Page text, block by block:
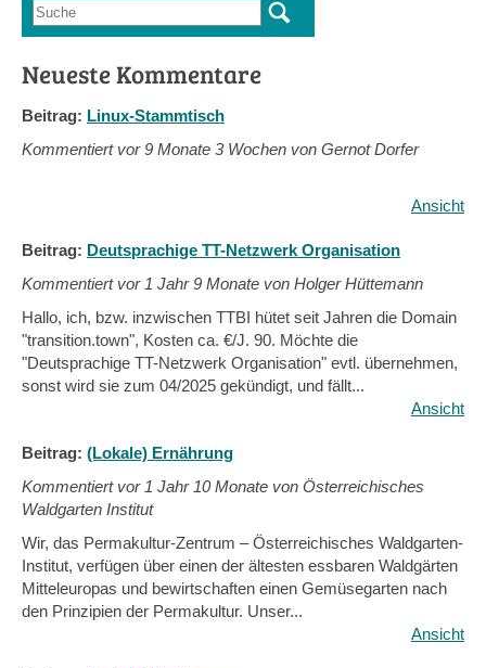
Suchformular
Suche
Neueste Kommentare
Beitrag: Linux-Stammtisch
Kommentiert vor9 Monate 3 Wochen von Gernot Dorfer
Ansicht
Beitrag: Deutsprachige TT-Netzwerk Organisation
Kommentiert vor 1 Jahr 9 Monate von Holger Hüttemann
Hallo, ich, bzw. inzwischen TTBI hütet seit Jahren die Domain
"transition.town", Kosten ca. €/J. 90. Möchte die
"Deutsprachige TT-Netzwerk Organisation" evtl. übernehmen,
sonst wird sie zum 04/2025 gekündigt, und fällt...
Ansicht
Beitrag: (Lokale) Ernährung
Kommentiert vor 1 Jahr 10 Monate von Österreichisches
Waldgarten Institut
Wir, das Permakultur-Zentrum – Österreichisches Waldgarten-
Institut, verfügen über einen der ältesten essbaren Waldgärten
Mitteleuropas und bewirtschaften einen Gemüsegarten nach
den Prinzipien der Permakultur. Unser...
Ansicht